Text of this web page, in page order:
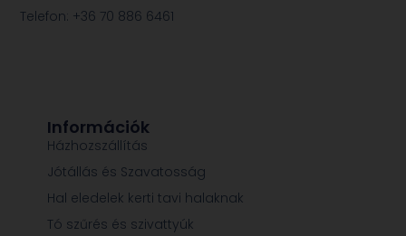
Információk
Házhozszállítás
Jótállás és Szavatosság
Hal eledelek kerti tavi halaknak
Tó szűrés és szivattyúk
Telefon: +36 70 886 6461